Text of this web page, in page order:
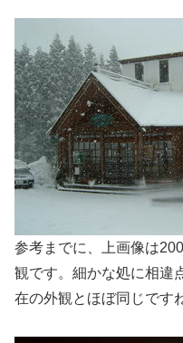
参考までに、上画像は
観です。細かな処に相違
在の外観とほぼ同じです